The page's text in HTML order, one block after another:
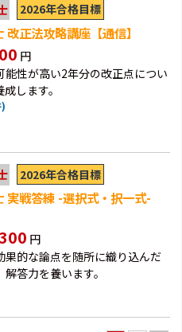
2026年合格目標
正法攻略講座【通信】
円
能性が高い2年分の改正点につい
します。
2026年合格目標
実戦答練 -選択式・択一式-
円
果的な論点を随所に織り込んだ
答力を養います。